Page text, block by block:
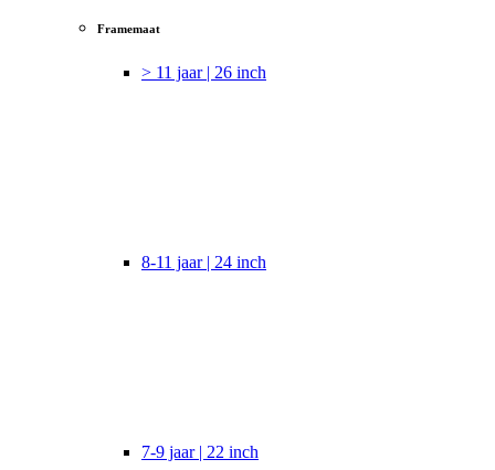
Framemaat
> 11 jaar | 26 inch
8-11 jaar | 24 inch
7-9 jaar | 22 inch